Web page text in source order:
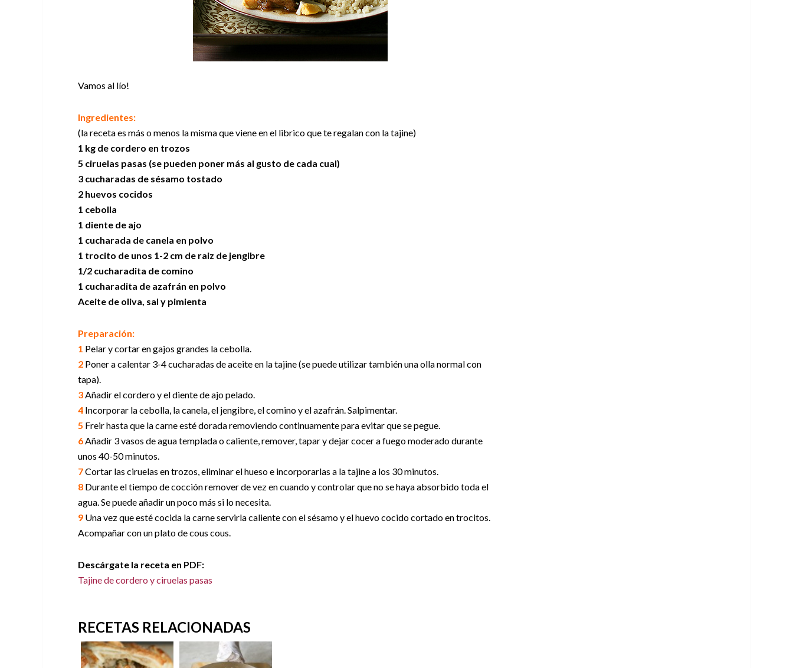
Vamos al lío!
Ingredientes:
(la receta es más o menos la misma que viene en el librico que te regalan con la tajine)
1 kg de cordero en trozos
5 ciruelas pasas (se pueden poner más al gusto de cada cual)
3 cucharadas de sésamo tostado
2 huevos cocidos
1 cebolla
1 diente de ajo
1 cucharada de canela en polvo
1 trocito de unos 1-2 cm de raiz de jengibre
1/2 cucharadita de comino
1 cucharadita de azafrán en polvo
Aceite de oliva, sal y pimienta
Preparación:
1 Pelar y cortar en gajos grandes la cebolla.
2 Poner a calentar 3-4 cucharadas de aceite en la tajine (se puede utilizar también una olla normal con
tapa).
3Añadir el cordero y el diente de ajo pelado.
4 Incorporar la cebolla, la canela, el jengibre, el comino y el azafrán. Salpimentar.
5 Freir hasta que la carne esté dorada removiendo continuamente para evitar que se pegue.
6Añadir 3 vasos de agua templada o caliente, remover, tapar y dejar cocer a fuego moderado durante
unos 40-50 minutos.
7Cortar las ciruelas en trozos, eliminar el hueso e incorporarlas a la tajine a los 30 minutos.
8 Durante el tiempo de cocción remover de vez en cuando y controlar que no se haya absorbido toda el
agua. Se puede añadir un poco más si lo necesita.
9 Una vez que esté cocida la carne servirla caliente con el sésamo y el huevo cocido cortado en trocitos.
Acompañar con un plato de cous cous.
Descárgate la receta en PDF:
Tajine de cordero y ciruelas pasas
RECETAS RELACIONADAS